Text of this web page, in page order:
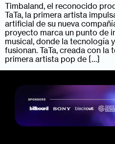
Timbaland, el reconocido
TaTa, la primera artista
artificial de su nueva
proyecto marca un punto de
musical, donde la tecnología
fusionan. TaTa, creada con la
primera artista pop de […]